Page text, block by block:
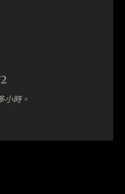
小時。